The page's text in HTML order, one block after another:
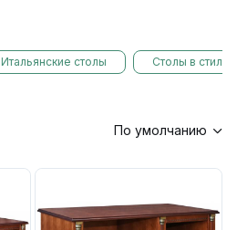
Итальянские столы Столы в стиле
По умолчанию